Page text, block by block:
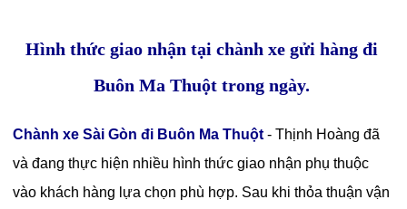
Hình thức giao nhận tại chành xe gửi hàng đi
Buôn Ma Thuột trong ngày.
Chành xe Sài Gòn đi Buôn Ma Thuột- Thịnh Hoàng đã
và đang thực hiện nhiều hình thức giao nhận phụ thuộc
vào khách hàng lựa chọn phù hợp. Sau khi thỏa thuận vận